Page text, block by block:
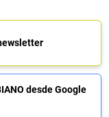
desde Google